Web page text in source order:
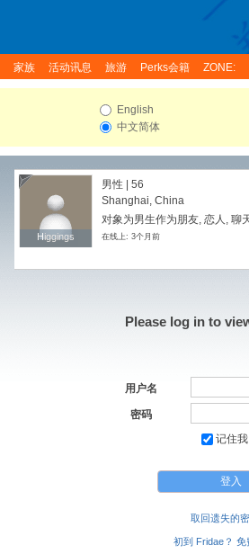
家族 活动讯息 旅游 Perks会籍 ZONE:
English
中文简体
Higgings
Higgings
男性 | 56
Shanghai, China
对象为男生作为朋友, 恋人, 聊
在线上: 3个月前
Please log in to
用户名
密码
记住我
取回遗失的
初到 Fridae？ 免